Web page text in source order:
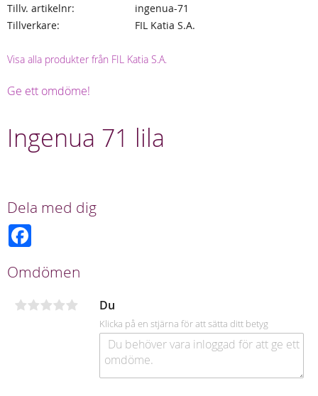
Tillv. artikelnr
ingenua-71
Tillverkare
FIL Katia S.A.
Visa alla produkter från FIL Katia S.A.
Ge ett omdöme!
Ingenua 71 lila
Dela med dig
b
o
k
Omdömen
Du
Klicka på en stjärna för att sätta ditt betyg